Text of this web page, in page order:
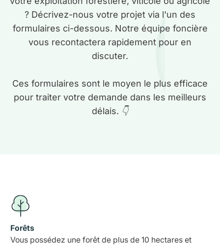
Guides gratuits
Qui sommes-nous ?
Mon compte
Comparer les produits
? Décrivez-nous votre projet via l'un des
formulaires ci-dessous. Notre équipe foncière
vous recontactera rapidement pour en
discuter.
Ces formulaires sont le moyen le plus efficace
pour traiter votre demande dans les meilleurs
délais. 👇
Forêts
Vous possédez une forêt de plus de 10 hectares et